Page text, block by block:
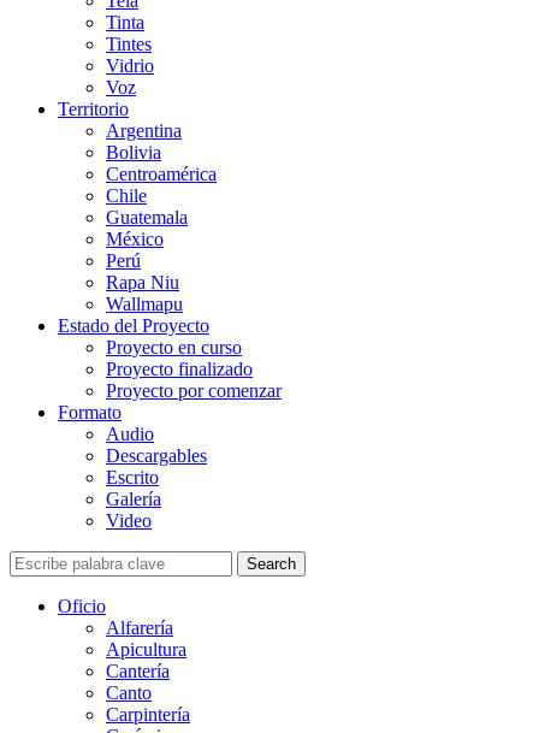
Tinta
Tintes
Vidrio
Voz
Territorio
Argentina
Bolivia
Centroamérica
Chile
Guatemala
México
Perú
Rapa Niu
Wallmapu
Estado del Proyecto
Proyecto en curso
Proyecto finalizado
Proyecto por comenzar
Formato
Audio
Descargables
Escrito
Galería
Video
Search
Oficio
Alfarería
Apicultura
Cantería
Canto
Carpintería